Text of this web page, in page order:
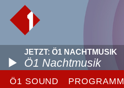
JETZT: Ö1 NACHTMUSIK
Ö1 Nachtmusik
Ö1 SOUND PROGRAMM